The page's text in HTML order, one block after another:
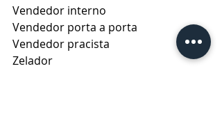
Vendedor interno
Vendedor porta a porta
Vendedor pracista
Zelador